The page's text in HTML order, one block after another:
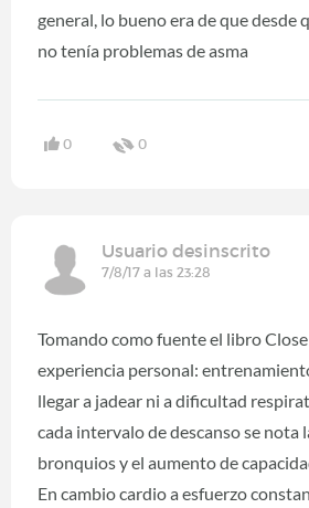
general, lo bueno era de que desde
no tenía problemas de asma
0 0
Usuario desinscrito
7/8/17 a las 23:28
Tomando como fuente el libro
experiencia personal:
llegar a jadear ni a dificultad
cada intervalo de descanso se nota
bronquios y el aumento de
En cambio cardio a esfuerzo